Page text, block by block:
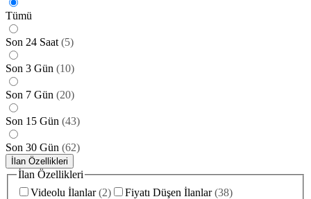
Tümü
Son 24 Saat (5)
Son 3 Gün (10)
Son 7 Gün (20)
Son 15 Gün (43)
Son 30 Gün (62)
İlan Özellikleri
İlan Özellikleri
Videolu İlanlar (2) Fiyatı Düşen İlanlar (38)